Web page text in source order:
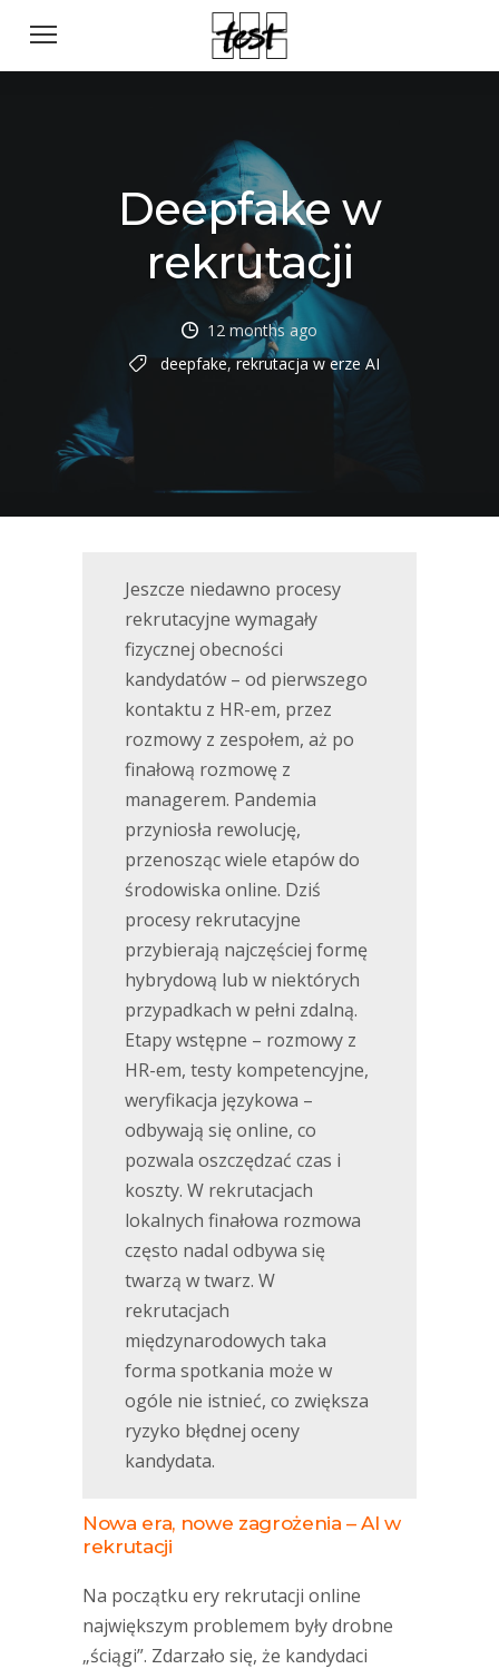
Deepfake w
rekrutacji
12 months ago
deepfake,rekrutacja w erze AI
Jeszcze niedawno procesy
rekrutacyjne wymagały
fizycznej obecności
kandydatów – od pierwszego
kontaktu z HR-em, przez
rozmowy z zespołem, aż po
finałową rozmowę z
managerem. Pandemia
przyniosła rewolucję,
przenosząc wiele etapów do
środowiska online. Dziś
procesy rekrutacyjne
przybierają najczęściej formę
hybrydową lub w niektórych
przypadkach w pełni zdalną.
Etapy wstępne – rozmowy z
HR-em, testy kompetencyjne,
weryfikacja językowa –
odbywają się online, co
pozwala oszczędzać czas i
koszty. W rekrutacjach
lokalnych finałowa rozmowa
często nadal odbywa się
twarzą w twarz. W
rekrutacjach
międzynarodowych taka
forma spotkania może w
ogóle nie istnieć, co zwiększa
ryzyko błędnej oceny
kandydata.
Nowa era, nowe zagrożenia – AI w
rekrutacji
Na początku ery rekrutacji online
największym problemem były drobne
„ściągi”. Zdarzało się, że kandydaci